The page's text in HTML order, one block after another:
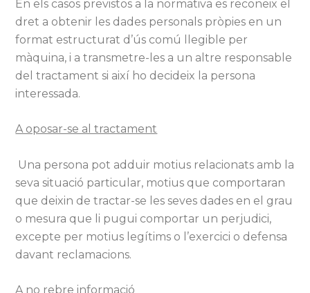
En els casos previstos a la normativa es reconeix el
dret a obtenir les dades personals pròpies en un
format estructurat d’ús comú llegible per
màquina, i a transmetre-les a un altre responsable
del tractament si així ho decideix la persona
interessada.
A oposar-se al tractament
Una persona pot adduir motius relacionats amb la
seva situació particular, motius que comportaran
que deixin de tractar-se les seves dades en el grau
o mesura que li pugui comportar un perjudici,
excepte per motius legítims o l’exercici o defensa
davant reclamacions.
A no rebre informació